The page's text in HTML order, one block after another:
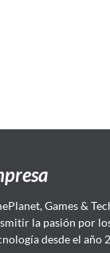
Games &
la pasión por
desde el año